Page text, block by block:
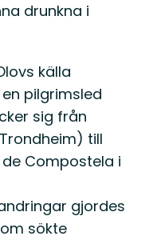
drunkna i
källa
pilgrimsled
sig från
till
Compostela i
gjordes
sökte